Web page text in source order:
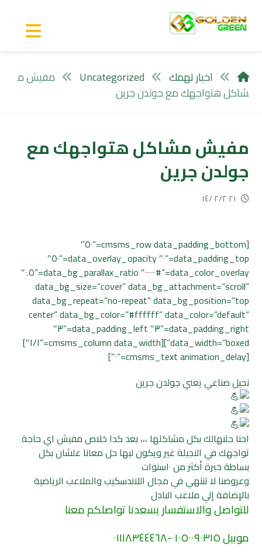
اخبار تهمك Uncategorized
مفيش م
شاكل هتواجهك مع جولدن جرين
مفيش مشاكل هتواجهك مع
جولدن جرين
١٤/٠٢/٢٠٢١
[cmsms_row data_padding_bottom=”٥٠″
data_padding_top=”٠″ data_overlay_opacity=”٥٠″
data_color_overlay=”#٠٠٠٠٠٠″ data_bg_parallax_ratio=”٠.٥″
data_bg_size=”cover” data_bg_attachment=”scroll”
data_bg_repeat=”no-repeat” data_bg_position=”top
center” data_bg_color=”#ffffff” data_color=”default”
data_padding_right=”٣″ data_padding_left=”٣″
data_width=”boxed”][cmsms_column data_width=”١/١″]
[cmsms_text animation_delay=”٠″]
نجيل صناعي يعني جولدن جرين
احنا حلنهالك بكل مشاكلها ،،، بعد كدا خلاص مفيش اي حاجة
تواجهك في النجيلة غير ويكون ليها حل معانا علشان بكل
بساطة خبرة أكثر من ١٠سنوات
وعروضنا لا تنتهي في مجال اللاندسكيب والملاعب الرياضية
بالإضافة إلي ملاعب البادل
للتواصل والاستفسار يسعدنا تواصلكم معنا
موبيل ٠١٠٥٠٠٩٠٣١٥-٠١١١٨٣٤٤٤٦٨